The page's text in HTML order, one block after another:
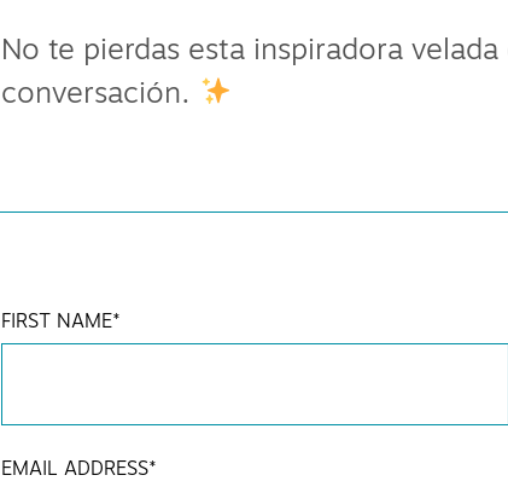
No te pierdas esta inspiradora
conversación.
FIRST NAME*
EMAIL ADDRESS*